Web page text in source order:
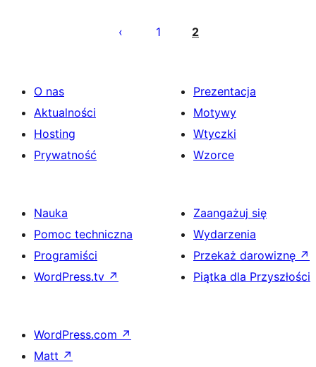
wpisów
1 2
O nas
Aktualności
Hosting
Prywatność
Prezentacja
Motywy
Wtyczki
Wzorce
Nauka
Pomoc techniczna
Programiści
WordPress.tv ↗
Zaangażuj się
Wydarzenia
Przekaż darowiznę ↗
Piątka dla Przyszłości
WordPress.com ↗
Matt ↗